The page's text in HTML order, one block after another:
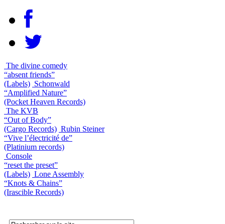
The divine comedy
“absent friends”
(Labels) Schonwald
“Amplified Nature”
(Pocket Heaven Records)
The KVB
“Out of Body”
(Cargo Records) Rubin Steiner
“Vive l’électricité de”
(Platinium records)
Console
“reset the preset”
(Labels) Lone Assembly
“Knots & Chains”
(Irascible Records)